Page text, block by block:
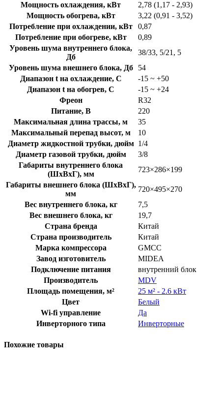
Мощность охлаждения, кВт
2,78 (1,17 - 2,93)
Мощность обогрева, кВт
3,22 (0,91 - 3,52)
Потребление при охлаждении, кВт
0,87
Потребление при обогреве, кВт
0,89
Уровень шума внутреннего блока,
Дб
38/33, 5/21, 5
Уровень шума внешнего блока, Дб
54
Диапазон t на охлаждение, C
-15 ~ +50
Диапазон t на обогрев, C
-15 ~ +24
Фреон
R32
Питание, В
220
Максимальная длина трассы, м
35
Максимальный перепад высот, м
10
Диаметр жидкостной трубки, дюйм 1/4
Диаметр газовой трубки, дюйм
3/8
Габариты внутреннего блока
(ШхВхГ), мм
723×286×199
Габариты внешнего блока (ШхВхГ),
мм
720×495×270
Вес внутреннего блока, кг
7,5
Вес внешнего блока, кг
19,7
Страна бренда
Китай
Страна производитель
Китай
Марка компрессора
GMCC
Завод изготовитель
MIDEA
Подключение питания
внутренний блок
Производитель
MDV
Площадь помещения, м²
25 м² - 2.6 кВт
Цвет
Белый
Wi-fi управление
Да
Инверторного типа
Инверторные
Похожие товары